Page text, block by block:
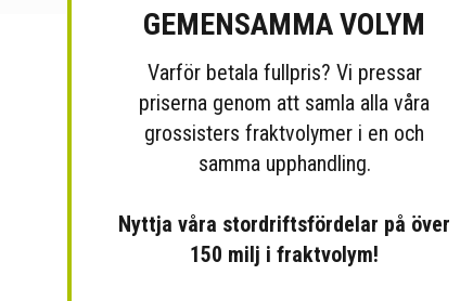
GEMENSAMMA VOLYM
Varför betala fullpris? Vi pressar
priserna genom att samla alla våra
grossisters fraktvolymer i en och
samma upphandling.
Nyttja våra stordriftsfördelar på över
150 milj i fraktvolym!